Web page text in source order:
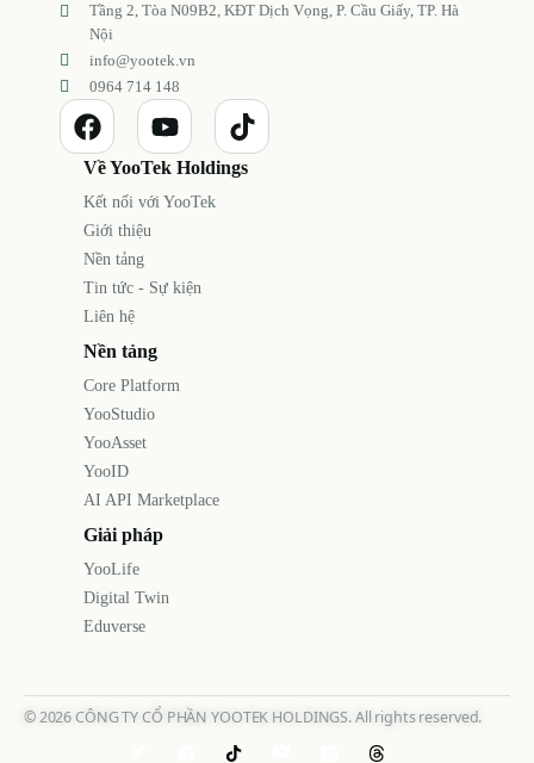
Tầng 2, Tòa N09B2, KĐT Dịch Vọng, P. Cầu Giấy, TP. Hà
Nội
info@yootek.vn
0964 714 148
Về YooTek Holdings
Kết nối với YooTek
Giới thiệu
Nền tảng
Tin tức - Sự kiện
Liên hệ
Nền tảng
Core Platform
YooStudio
YooAsset
YooID
AI API Marketplace
Giải pháp
YooLife
Digital Twin
Eduverse
©2026CÔNG TY CỔ PHẦN YOOTEK HOLDINGS. All rights reserved.